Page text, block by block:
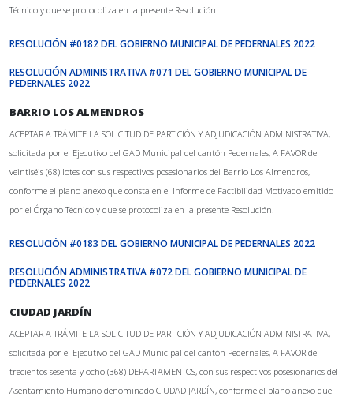
Técnico y que se protocoliza en la presente Resolución.
RESOLUCIÓN #0182 DEL GOBIERNO MUNICIPAL DE PEDERNALES 2022
RESOLUCIÓN ADMINISTRATIVA #071 DEL GOBIERNO MUNICIPAL DE
PEDERNALES 2022
BARRIO LOS ALMENDROS
ACEPTAR A TRÁMITE LA SOLICITUD DE PARTICIÓN Y ADJUDICACIÓN ADMINISTRATIVA,
solicitada por el Ejecutivo del GAD Municipal del cantón Pedernales, A FAVOR de
veintiséis (68) lotes con sus respectivos posesionarios del Barrio Los Almendros,
conforme el plano anexo que consta en el Informe de Factibilidad Motivado emitido
por el Órgano Técnico y que se protocoliza en la presente Resolución.
RESOLUCIÓN #0183 DEL GOBIERNO MUNICIPAL DE PEDERNALES 2022
RESOLUCIÓN ADMINISTRATIVA #072 DEL GOBIERNO MUNICIPAL DE
PEDERNALES 2022
CIUDAD JARDÍN
ACEPTAR A TRÁMITE LA SOLICITUD DE PARTICIÓN Y ADJUDICACIÓN ADMINISTRATIVA,
solicitada por el Ejecutivo del GAD Municipal del cantón Pedernales, A FAVOR de
trecientos sesenta y ocho (368) DEPARTAMENTOS, con sus respectivos posesionarios del
Asentamiento Humano denominado CIUDAD JARDÍN, conforme el plano anexo que